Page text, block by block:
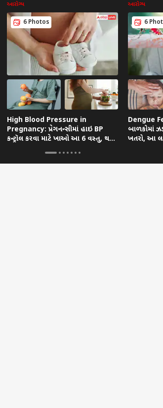
આરોગ્ય
6 Photos
High Blood Pressure in
Pregnancy: પ્રેગનન્સીમાં હાઇ BP
કન્ટ્રૉલ કરવા માટે ખાઓ આ 6 વસ્તુ, થશે
આરોગ્ય
6
Dengue
બાળકોમાં
ખતરો, આ
ટોપ રીલ્સ
4.3ની તીવ્રતાના
દક્ષિણ ગુજરાતની ધરા
સાપુતારામાં 3.6નો
આવતીકાલનું હવામાનઃ કાલે
15 રાજ્યોમાં ભારેથી અતિભારે
વરસાદની આગાહી, સાવચેત
ગુજરાત
સાથે
ક્રિકેટ ક્રાઇમ